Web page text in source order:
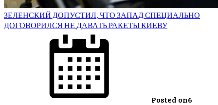
ЗЕЛЕНСКИЙ ДОПУСТИЛ, ЧТО ЗАПАД СПЕЦИАЛЬНО
ДОГОВОРИЛСЯ НЕ ДАВАТЬ РАКЕТЫ КИЕВУ
Posted on6